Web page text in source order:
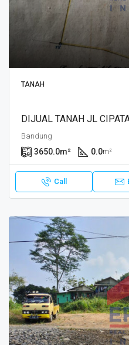
TANAH
Bandung
3650.0m² 0.0m²
Call